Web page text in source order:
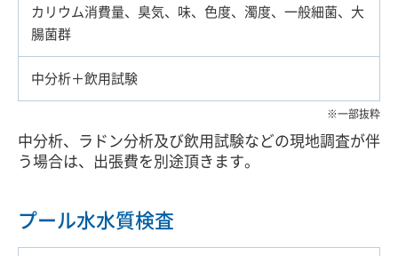
カリウム消費量、臭気、味、色度、濁度、一般細菌、大
腸菌群
中分析＋飲用試験
一部抜粋
中分析、ラドン分析及び飲用試験などの現地調査が伴
う場合は、出張費を別途頂きます。
プール水水質検査